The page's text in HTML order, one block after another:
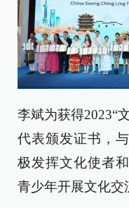
李斌为获得2023“
代表颁发证书，
极发挥文化使者
青少年开展文化交